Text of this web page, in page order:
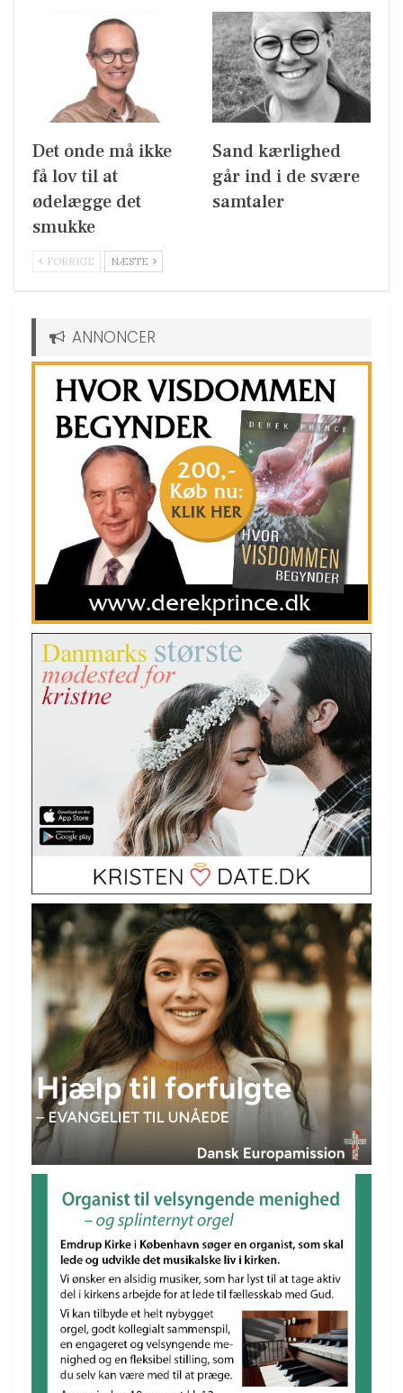
Det onde må ikke
få lov til at
ødelægge det
smukke
Sand kærlighed
går ind i de svære
samtaler
FORRIGE NÆSTE
ANNONCER